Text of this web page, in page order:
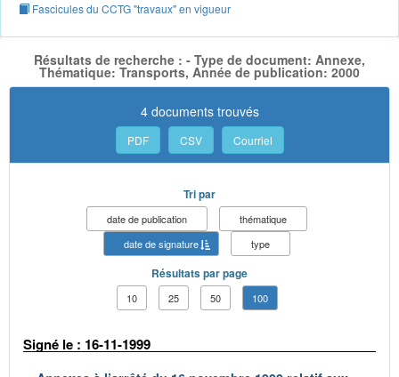
Fascicules du CCTG "travaux" en vigueur
Résultats de recherche : - Type de document: Annexe,
Thématique: Transports, Année de publication: 2000
4 documents trouvés
PDF CSV Courriel
Tri par
date de publication
thématique
date de signature
type
Résultats par page
10 25 50 100
Signé le : 16-11-1999